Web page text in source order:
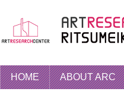
HOME ABOUT ARC